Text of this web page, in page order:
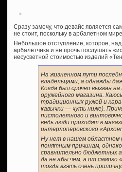
Сразу замечу, что девайс является
не стоит, поскольку в арбалетном
Небольшое отступление, которое,
арбалетчика и не прочь послушать
несусветной стоимостью изделий
На жизненном пути
владельцами, а однажды
Когда был срочно вызван
оружейного магазина.
традиционных ружей и
кавычки — чуть ниже).
пистолетного и
ведь люди приходят в
интерлоперовского
Ну нет в нашем областном
понятным причинам,
сравнительно бюджетных
да не абы чем, а от самого
тогда взять очень